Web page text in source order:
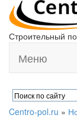
Строительный
Меню
Centro-pol.ru »